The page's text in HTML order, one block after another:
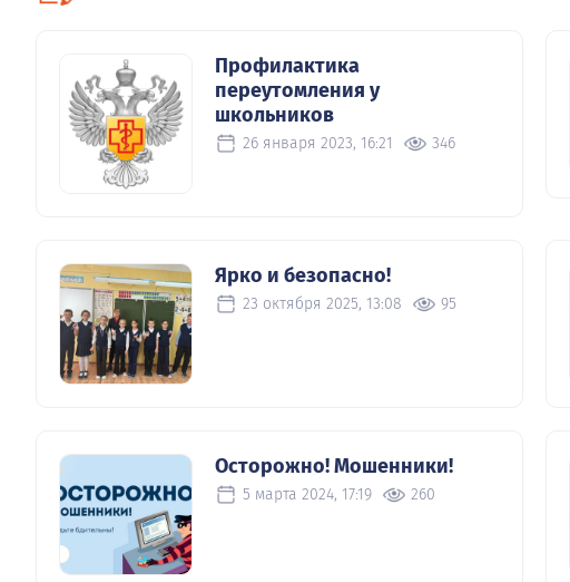
Профилактика
переутомления у
школьников
26 января 2023, 16:21 346
Ярко и безопасно!
23 октября 2025, 13:08 95
Осторожно! Мошенники!
5 марта 2024, 17:19 260